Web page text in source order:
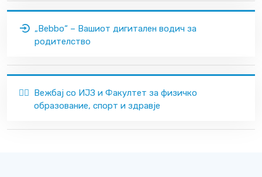
„Bebbo“ – Вашиот дигитален водич за
родителство
🏃‍♂️ Вежбај со ИЈЗ и Факултет за физичко
образование, спорт и здравје